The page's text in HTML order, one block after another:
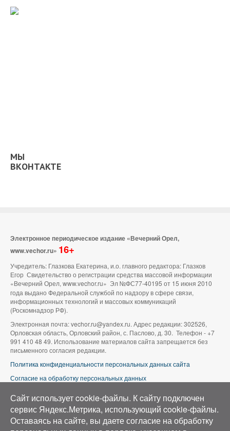
МЫ
ВКОНТАКТЕ
Электронное периодическое издание «Вечерний Орел,
www.vechor.ru» 16+
Учредитель: Глазкова Екатерина, и.о. главного редактора: Глазков
Егор Свидетельство о регистрации средства массовой информации
«Вечерний Орел, www.vechor.ru» Эл №ФС77-40195 от 15 июня 2010
года выдано Федеральной службой по надзору в сфере связи,
информационных технологий и массовых коммуникаций
(Роскомнадзор РФ).
Электронная почта: vechor.ru@yandex.ru. Адрес редакции: 302526,
Орловская область, Орловский район, с. Паслово, д. 30. Телефон - +7
991 410 48 49. Использование материалов сайта запрещается без
письменного согласия редакции.
Политика конфиденциальности персональных данных сайта
Согласие на обработку персональных данных
Аэросъемка в Орле»
Сайт использует cookie-файлы. К cайту подключен
сервис Яндекс.Метрика, использующий cookie-файлы.
Оставаясь на сайте, вы даете согласие на обработку